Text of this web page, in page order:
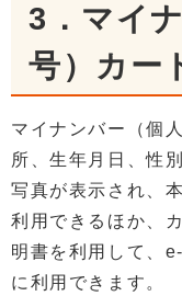
3．マイ
号）カー
マイナンバー（個
所、生年月日、性
写真が表示され、
利用できるほか、
明書を利用して、
に利用できます。